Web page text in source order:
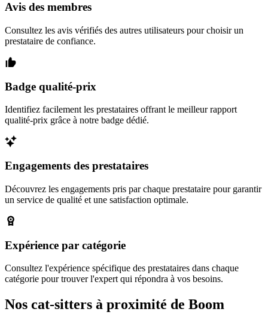
Avis des membres
Consultez les avis vérifiés des autres utilisateurs pour choisir un
prestataire de confiance.
Badge qualité-prix
Identifiez facilement les prestataires offrant le meilleur rapport
qualité-prix grâce à notre badge dédié.
Engagements des prestataires
Découvrez les engagements pris par chaque prestataire pour garantir
un service de qualité et une satisfaction optimale.
Expérience par catégorie
Consultez l'expérience spécifique des prestataires dans chaque
catégorie pour trouver l'expert qui répondra à vos besoins.
Nos cat-sitters à proximité de Boom